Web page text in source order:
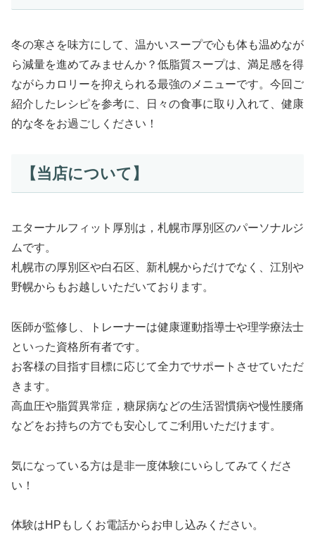
冬の寒さを味方にして、温かいスープで心も体も温めなが
ら減量を進めてみませんか？低脂質スープは、満足感を得
ながらカロリーを抑えられる最強のメニューです。今回ご
紹介したレシピを参考に、日々の食事に取り入れて、健康
的な冬をお過ごしください！
【当店について】
エターナルフィット厚別は，札幌市厚別区のパーソナルジ
ムです。
札幌市の厚別区や白石区、新札幌からだけでなく、江別や
野幌からもお越しいただいております。
医師が監修し、トレーナーは健康運動指導士や理学療法士
といった資格所有者です。
お客様の目指す目標に応じて全力でサポートさせていただ
きます。
高血圧や脂質異常症，糖尿病などの生活習慣病や慢性腰痛
などをお持ちの方でも安心してご利用いただけます。
気になっている方は是非一度体験にいらしてみてくださ
い！
体験はHPもしくお電話からお申し込みください。